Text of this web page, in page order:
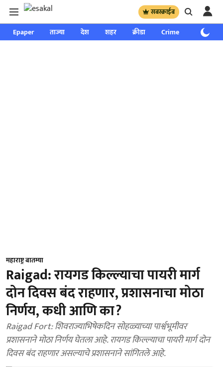
सबस्क्राईब
Epaper ताज्या देश शहर क्रीडा Crime साप्ताहिक
महाराष्ट्र बातम्या
Raigad: रायगड किल्ल्याचा पायरी मार्ग
दोन दिवस बंद राहणार, प्रशासनाचा मोठा
निर्णय, कधी आणि का?
Raigad Fort: शिवराज्याभिषेकदिन सोहळ्याच्या पार्श्वभूमीवर
प्रशासनाने मोठा निर्णय घेतला आहे. रायगड किल्ल्याचा पायरी मार्ग दोन
दिवस बंद राहणार असल्याचे प्रशासनाने सांगितले आहे.